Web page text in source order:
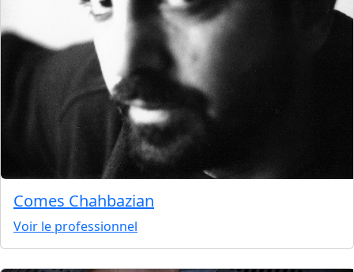
Comes Chahbazian
Voir le professionnel